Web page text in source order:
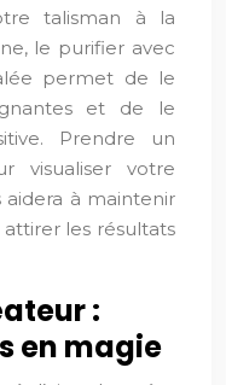
talisman à la
le purifier avec
permet de le
et de le
Prendre un
visualiser votre
à maintenir
les résultats
:
en magie